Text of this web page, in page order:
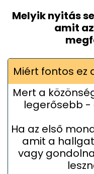
Melyik nyitás
amit
Miért fontos ez
Mert a
legerősebb -
Ha az első
amit a
vagy